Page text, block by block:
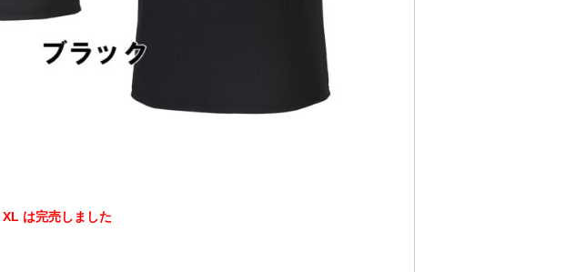
XL は完売しました